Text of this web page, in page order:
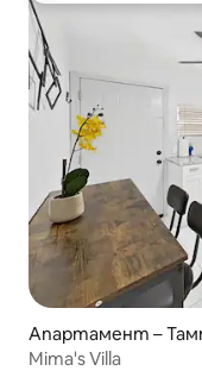
Апартамент –
Mima's Villa